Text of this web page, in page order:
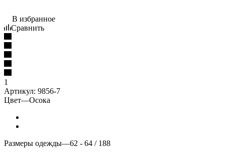
В избранное
Сравнить
1
Артикул: 9856-7
Цвет—Осока
Размеры одежды—62 - 64 / 188